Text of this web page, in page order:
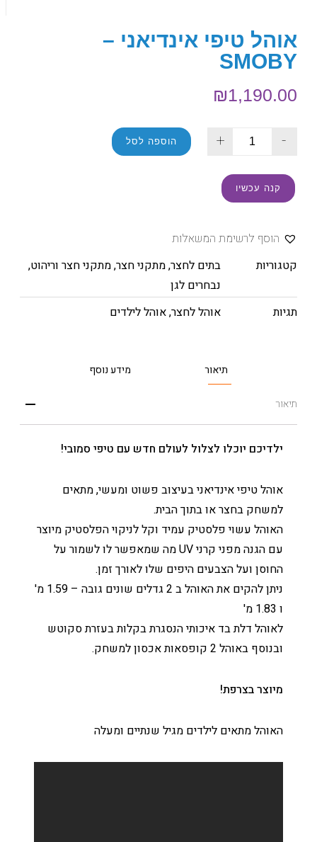
אוהל טיפי אינדיאני –
SMOBY
₪1,190.00
-
+ הוספה לסל
קנה עכשיו
הוסף לרשימת המשאלות
קטגוריות
בתים לחצר,מתקני חצר,מתקני חצר וריהוט,
נבחרים לגן
תגיות
אוהל לחצר,אוהל לילדים
תיאור מידע נוסף
תיאור
ילדיכם יוכלו לצלול לעולם חדש עם טיפי סמובי!
אוהל טיפי אינדיאני בעיצוב פשוט ומעשי, מתאים
למשחק בחצר או בתוך הבית.
האוהל עשוי פלסטיק עמיד וקל לניקוי הפלסטיק מיוצר
עם הגנה מפני קרני UV מה שמאפשר לו לשמור על
החוסן ועל הצבעים היפים שלו לאורך זמן.
ניתן להקים את האוהל ב 2 גדלים שונים גובה – 1.59 מ'
ו 1.83 מ'
לאוהל דלת בד איכותי הנסגרת בקלות בעזרת סקוטש
ובנוסף באוהל 2 קופסאות אכסון למשחק.
מיוצר בצרפת!
האוהל מתאים לילדים מגיל שנתיים ומעלה